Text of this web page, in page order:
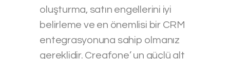
oluşturma, satın engellerini iyi
belirleme ve en önemlisi bir CRM
entegrasyonuna sahip olmanız
gereklidir. Creafone’ un güçlü alt